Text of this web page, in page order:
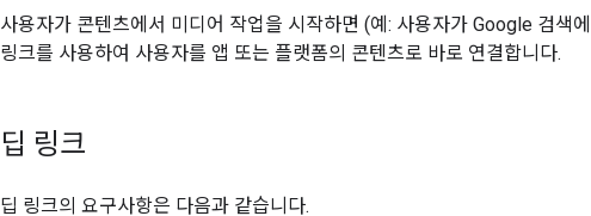
사용자가 콘텐츠에서 미디어 작업을 시작하면 (예: 사용자가 Google 검색
링크를 사용하여 사용자를 앱 또는 플랫폼의 콘텐츠로 바로 연결합니다.
딥 링크
딥 링크의 요구사항은 다음과 같습니다.